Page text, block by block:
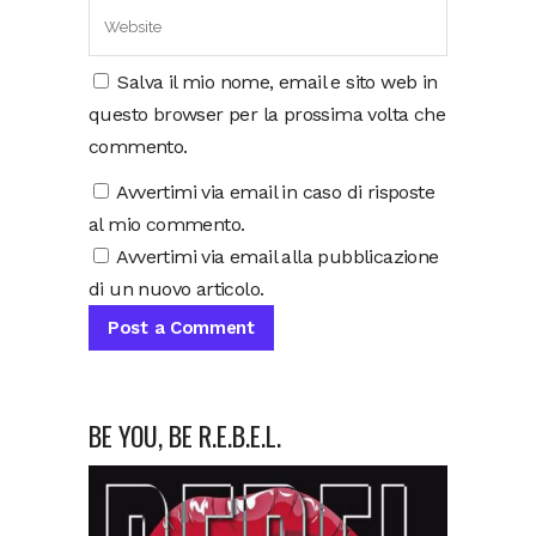
Salva il mio nome, email e sito web in
questo browser per la prossima volta che
commento.
Avvertimi via email in caso di risposte
al mio commento.
Avvertimi via email alla pubblicazione
di un nuovo articolo.
BE YOU, BE R.E.B.E.L.